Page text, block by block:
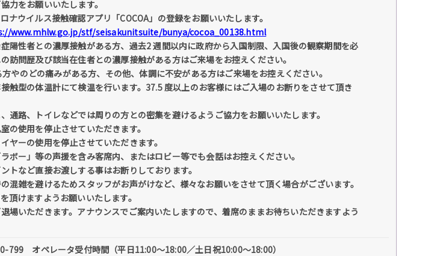
力をお願いいたします。
ナウイルス接触確認アプリ「COCOA」の登録をお願いいたします。
www.mhlw.go.jp/stf/seisakunitsuite/bunya/cocoa_00138.html
陽性者との濃厚接触がある方、過去2 週間以内に政府から入国制限、入国後の観察期間を必
訪問歴及び該当在住者との濃厚接触がある方はご来場をお控えください。
やのどの痛みがある方、その他、体調に不安がある方はご来場をお控えください。
触型の体温計にて検温を行います。37.5 度以上のお客様にはご入場のお断りをさせて頂き
通路、トイレなどでは周りの方との密集を避けるようご協力をお願いいたします。
の使用を停止させていただきます。
ヤーの使用を停止させていただきます。
ボー」等の声援を含み客席内、またはロビー等でも会話はお控えください。
トなど直接お渡しする事はお断りしております。
混雑を避けるためスタッフがお声がけなど、様々なお願いをさせて頂く場合がございます。
頂けますようお願いいたします。
場いただきます。アナウンスでご案内いたしますので、着席のままお待ちいただきますよう
オペレータ受付時間（平日11:00〜18:00／土日祝10:00〜18:00）